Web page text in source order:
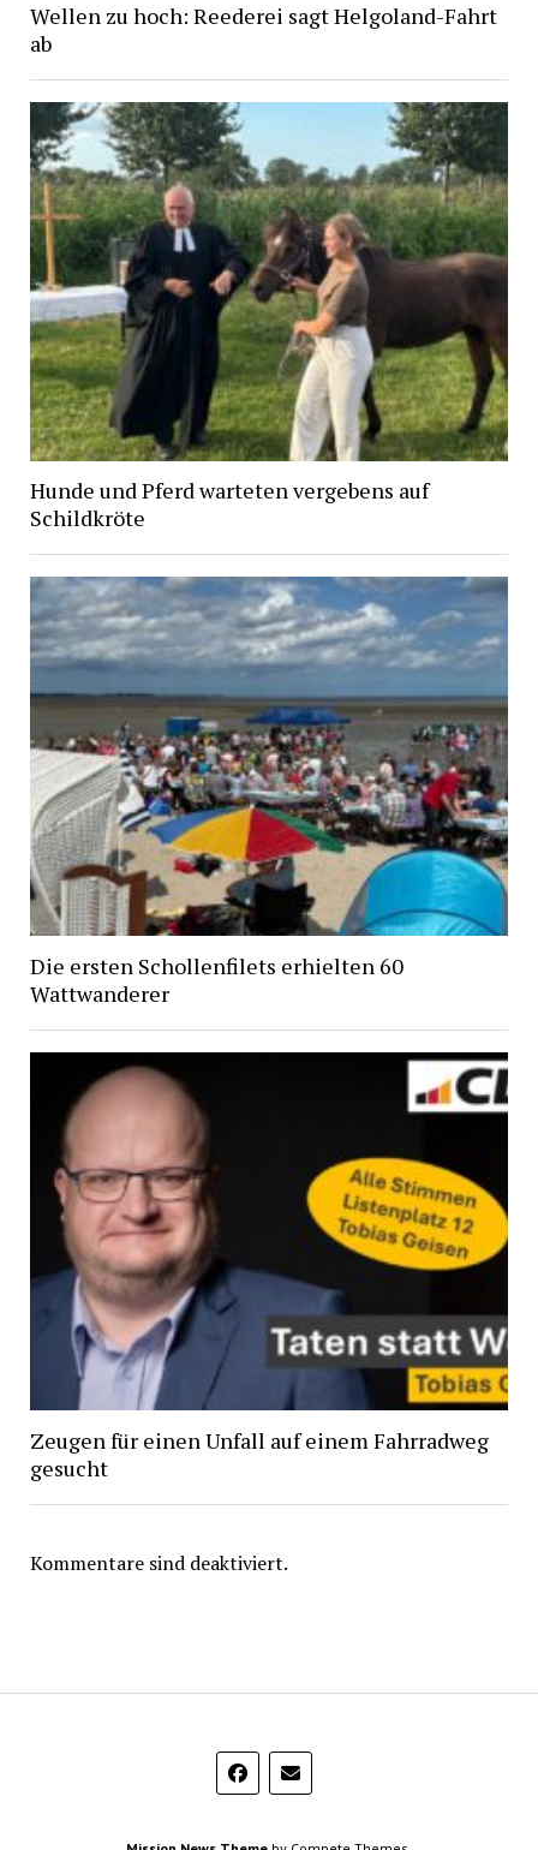
Wellen zu hoch: Reederei sagt Helgoland-Fahrt
ab
Hunde und Pferd warteten vergebens auf
Schildkröte
Die ersten Schollenfilets erhielten 60
Wattwanderer
Zeugen für einen Unfall auf einem Fahrradweg
gesucht
Kommentare sind deaktiviert.